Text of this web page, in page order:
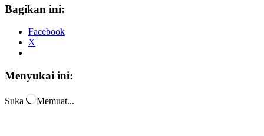
Bagikan ini:
Facebook
X
Menyukai ini:
Suka Memuat...